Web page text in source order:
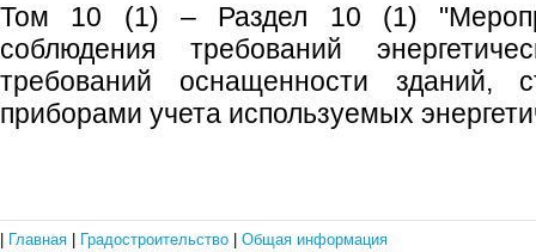
Том 10 (1) – Раздел 10 (1)
соблюдения требований
требований оснащенности зданий,
приборами учета используемых
Главная Градостроительство Общая информация